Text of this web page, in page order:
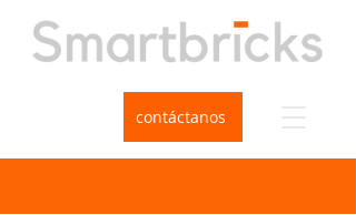
contáctanos